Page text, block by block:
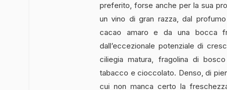
preferito, forse anche per la sua
un vino di gran razza, dal
cacao amaro e da una bocca
dall’eccezionale potenziale di
ciliegia matura, fragolina di
tabacco e cioccolato. Denso, di
cui non manca certo la